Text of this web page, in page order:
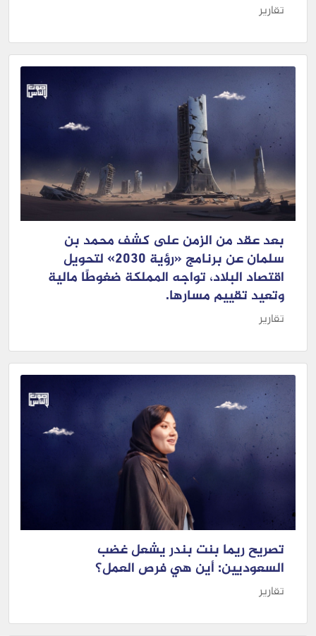
تقارير
بعد عقد من الزمن على كشف محمد بن
سلمان عن برنامج «رؤية 2030» لتحويل
اقتصاد البلاد، تواجه المملكة ضغوطًا مالية
وتعيد تقييم مسارها.
تقارير
تصريح ريما بنت بندر يشعل غضب
السعوديين: أين هي فرص العمل؟
تقارير